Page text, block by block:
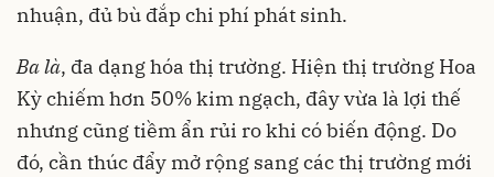
nhuận, đủ bù đắp chi phí phát sinh.
Ba là, đa dạng hóa thị trường. Hiện thị trường Hoa
Kỳ chiếm hơn 50% kim ngạch, đây vừa là lợi thế
nhưng cũng tiềm ẩn rủi ro khi có biến động. Do
đó, cần thúc đẩy mở rộng sang các thị trường mới